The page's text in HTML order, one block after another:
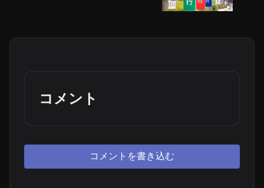
コメント
コメントを書き込む